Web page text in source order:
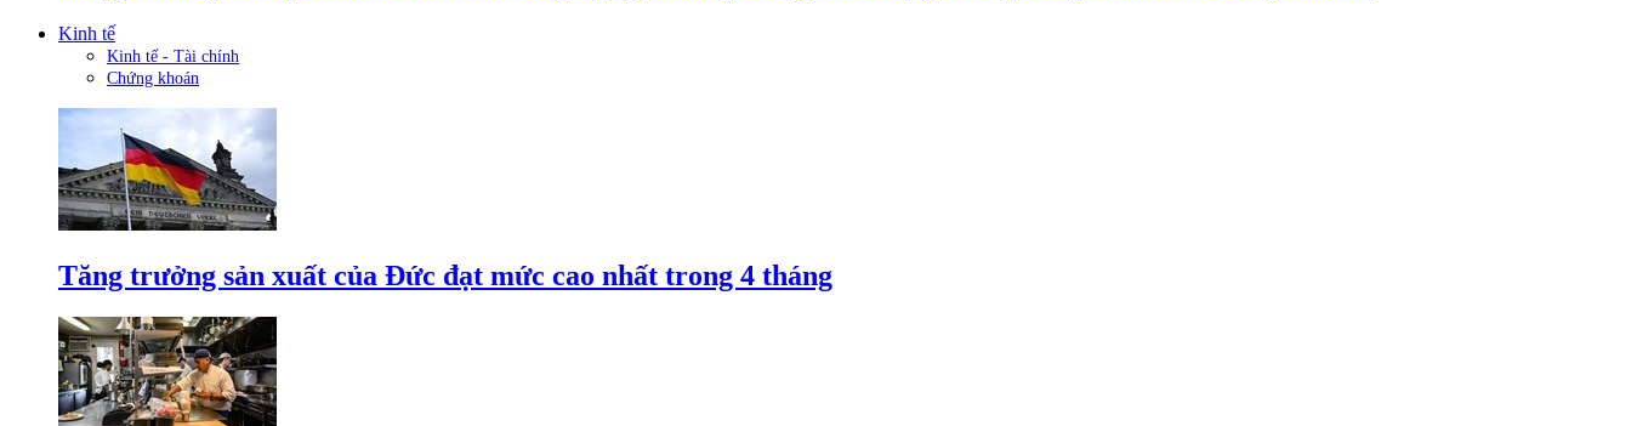
Kinh tế
Kinh tế - Tài chính
Chứng khoán
Tăng trưởng sản xuất của Đức đạt mức cao nhất trong 4 tháng